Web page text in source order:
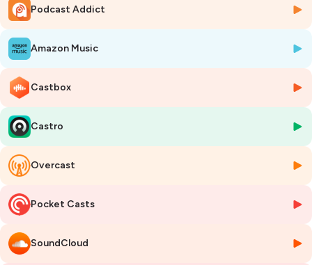
pérennisation du Prêt à Taux Zéro. Yannick Borde se veut néanmoins
rassurant : le désir de propriété reste intact en France, surtout chez les
jeunes familles. Mais pour éviter que le marché ne s’enlise, il appelle les
banques et les politiques à accompagner cette reprise en soutenant
Hébergé par Ausha. Visitez
pour plus d'informations.
Podcast Addict
Amazon Music
Castbox
Castro
Overcast
Pocket Casts
SoundCloud